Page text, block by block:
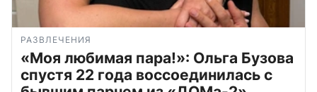
РАЗВЛЕЧЕНИЯ
«Моя любимая пара!»: Ольга Бузова
спустя 22 года воссоединилась с